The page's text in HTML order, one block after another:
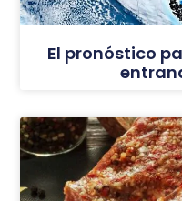
El pronóstico